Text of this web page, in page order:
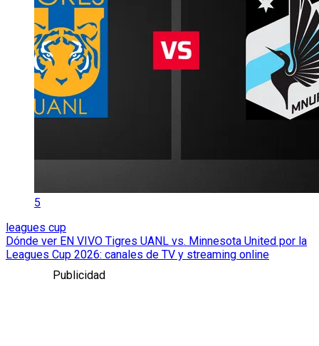
5
leagues cup
Dónde ver EN VIVO Tigres UANL vs. Minnesota United por la
Leagues Cup 2026: canales de TV y streaming online
Publicidad